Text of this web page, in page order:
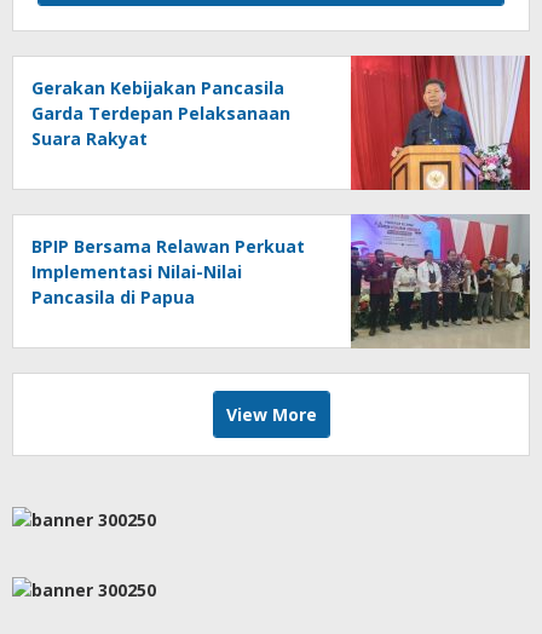
Gerakan Kebijakan Pancasila
Garda Terdepan Pelaksanaan
Suara Rakyat
BPIP Bersama Relawan Perkuat
Implementasi Nilai-Nilai
Pancasila di Papua
View More